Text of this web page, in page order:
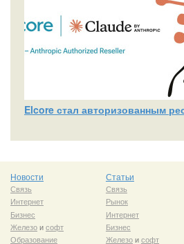
Elcore стал авторизованным
Новости
Связь
Интернет
Бизнес
Железоисофт
Образование
Статьи
Связь
Рынок
Интернет
Бизнес
Железоисофт